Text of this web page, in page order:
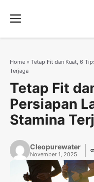
Menu
Home » Tetap Fit dan Kuat, 6
Terjaga
Tetap Fit
Persiapan
Stamina
Cleopurewater
November 1, 2025